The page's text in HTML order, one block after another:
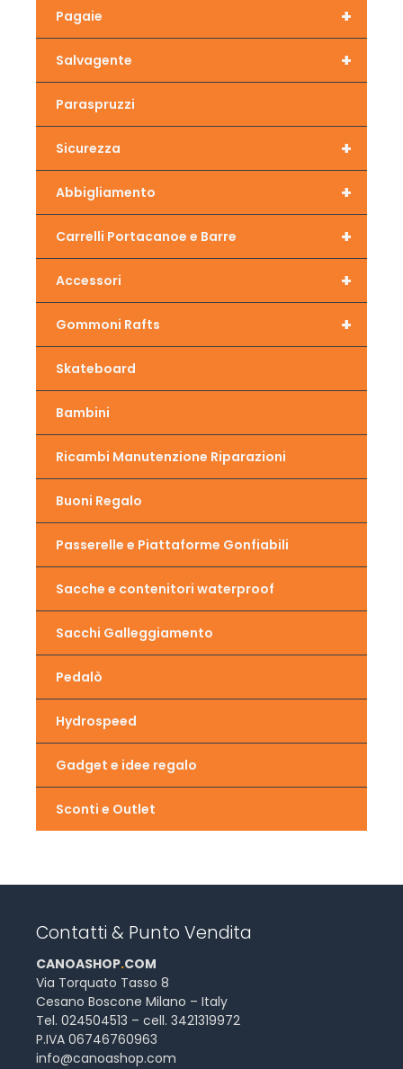
+
Pagaie
+
Salvagente
Paraspruzzi
+
Sicurezza
+
Abbigliamento
+
Carrelli Portacanoe e Barre
+
Accessori
+
Gommoni Rafts
Skateboard
Bambini
Ricambi Manutenzione Riparazioni
Buoni Regalo
Passerelle e Piattaforme Gonfiabili
Sacche e contenitori waterproof
Sacchi Galleggiamento
Pedalò
Hydrospeed
Gadget e idee regalo
Sconti e Outlet
Contatti & Punto Vendita
CANOASHOP.COM
Via Torquato Tasso 8
Cesano Boscone Milano – Italy
Tel. 024504513 – cell. 3421319972
P.IVA 06746760963
info@canoashop.com